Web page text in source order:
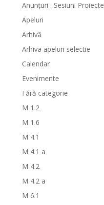
Anunțuri : Sesiuni Proiecte
Apeluri
Arhivă
Arhiva apeluri selectie
Calendar
Evenimente
Fără categorie
M 1.2
M 1.6
M 4.1
M 4.1 a
M 4.2
M 4.2 a
M 6.1